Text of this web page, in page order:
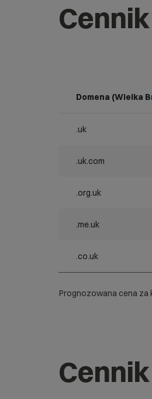
Domena (Wielka
.uk
.uk.com
.org.uk
.me.uk
.co.uk
Prognozowana cena za